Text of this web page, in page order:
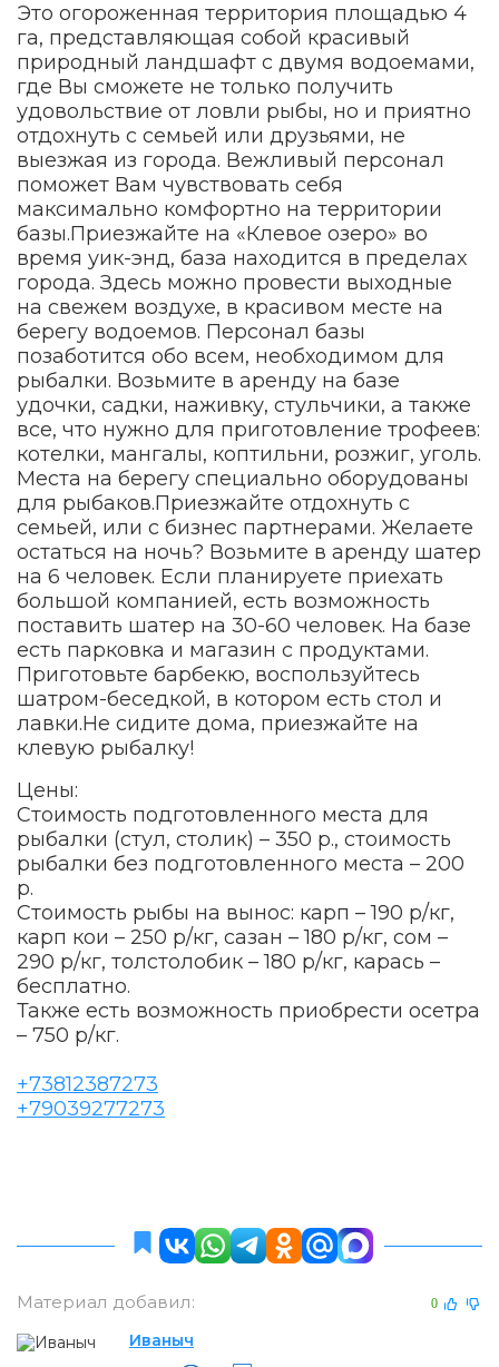
Это огороженная территория площадью 4
га, представляющая собой красивый
природный ландшафт с двумя водоемами,
где Вы сможете не только получить
удовольствие от ловли рыбы, но и приятно
отдохнуть с семьей или друзьями, не
выезжая из города. Вежливый персонал
поможет Вам чувствовать себя
максимально комфортно на территории
базы.Приезжайте на «Клевое озеро» во
время уик-энд, база находится в пределах
города. Здесь можно провести выходные
на свежем воздухе, в красивом месте на
берегу водоемов. Персонал базы
позаботится обо всем, необходимом для
рыбалки. Возьмите в аренду на базе
удочки, садки, наживку, стульчики, а также
все, что нужно для приготовление трофеев:
котелки, мангалы, коптильни, розжиг, уголь.
Места на берегу специально оборудованы
для рыбаков.Приезжайте отдохнуть с
семьей, или с бизнес партнерами. Желаете
остаться на ночь? Возьмите в аренду шатер
на 6 человек. Если планируете приехать
большой компанией, есть возможность
поставить шатер на 30-60 человек. На базе
есть парковка и магазин с продуктами.
Приготовьте барбекю, воспользуйтесь
шатром-беседкой, в котором есть стол и
лавки.Не сидите дома, приезжайте на
клевую рыбалку!
Цены:
Стоимость подготовленного места для
рыбалки (стул, столик) – 350 р., стоимость
рыбалки без подготовленного места – 200
р.
Стоимость рыбы на вынос: карп – 190 р/кг,
карп кои – 250 р/кг, сазан – 180 р/кг, сом –
290 р/кг, толстолобик – 180 р/кг, карась –
бесплатно.
Также есть возможность приобрести осетра
– 750 р/кг.
+73812387273
+79039277273
Материал добавил: 0
Иваныч